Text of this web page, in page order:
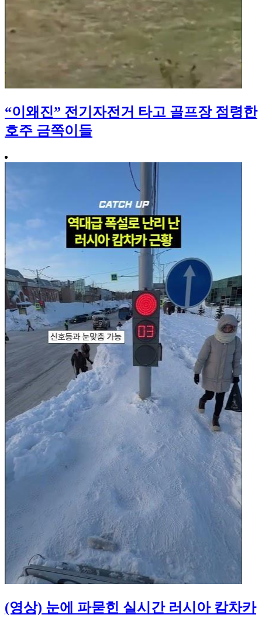
“이왜진” 전기자전거 타고 골프장 점령한
호주 금쪽이들
(영상) 눈에 파묻힌 실시간 러시아 캄차카